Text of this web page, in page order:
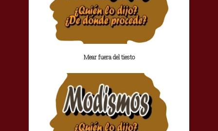
Mear fuera del tiesto